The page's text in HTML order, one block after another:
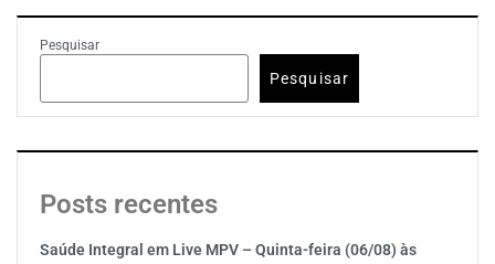
Pesquisar
Pesquisar
Posts recentes
Saúde Integral em Live MPV – Quinta-feira (06/08) às